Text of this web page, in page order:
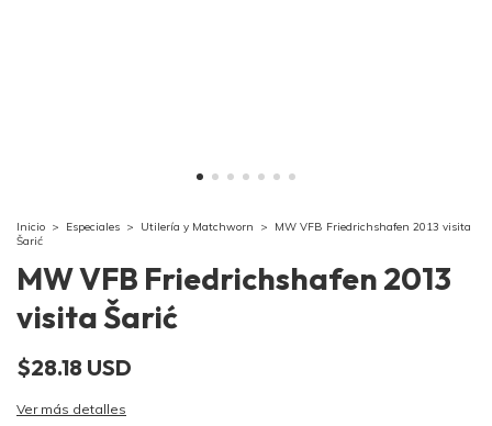
Inicio > Especiales > Utilería y Matchworn >
MW VFB Friedrichshafen 2013 visita
Šarić
MW VFB Friedrichshafen 2013
visita Šarić
$28.18 USD
Ver más detalles